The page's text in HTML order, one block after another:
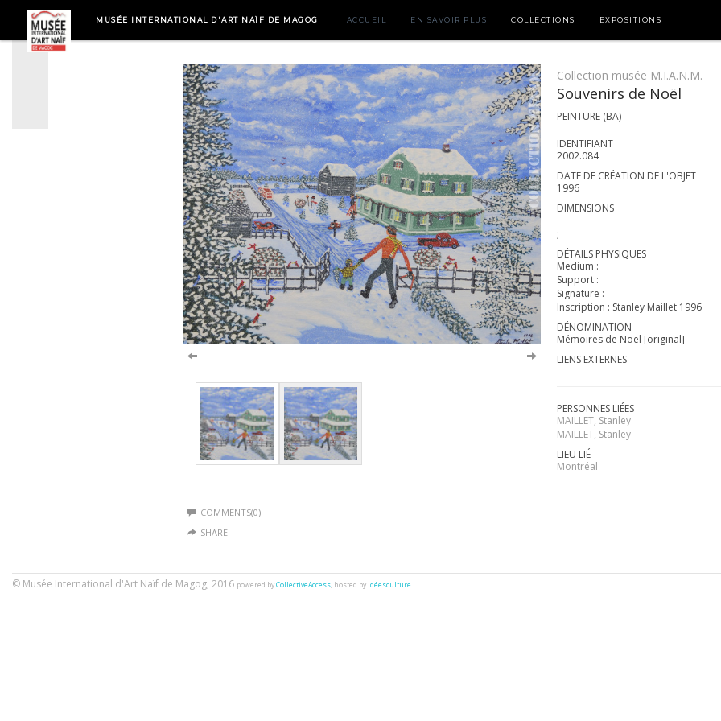
MUSÉE INTERNATIONAL D'ART NAÏF DE MAGOG ACCUEIL EN SAVOIR PLUS COLLECTIONS EXPOSITIONS
COMMENTS(0)
SHARE
Collection musée M.I.A.N.M.
Souvenirs de Noël
PEINTURE (BA)
IDENTIFIANT
2002.084
DATE DE CRÉATION DE L'OBJET
1996
DIMENSIONS
;
DÉTAILS PHYSIQUES
Medium :
Support :
Signature :
Inscription : Stanley Maillet 1996
DÉNOMINATION
Mémoires de Noël [original]
LIENS EXTERNES
PERSONNES LIÉES
MAILLET, Stanley
MAILLET, Stanley
LIEU LIÉ
Montréal
© Musée International d'Art Naïf de Magog, 2016 powered byCollectiveAccess, hosted by Idéesculture